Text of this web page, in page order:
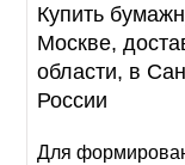
Купить
Москве,
области, в
России
Для